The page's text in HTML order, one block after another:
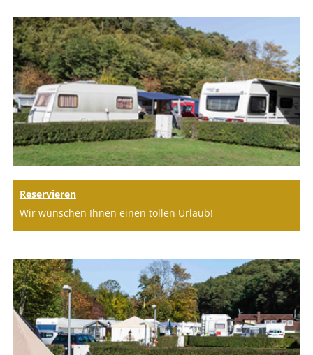
Reservieren
Wir wünschen Ihnen einen tollen Urlaub!